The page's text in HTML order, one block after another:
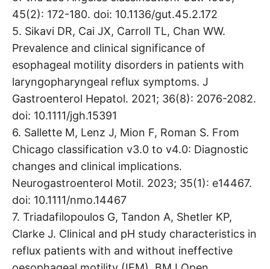
45(2): 172-180. doi: 10.1136/gut.45.2.172
5. Sikavi DR, Cai JX, Carroll TL, Chan WW.
Prevalence and clinical significance of
esophageal motility disorders in patients with
laryngopharyngeal reflux symptoms. J
Gastroenterol Hepatol. 2021; 36(8): 2076-2082.
doi: 10.1111/jgh.15391
6. Sallette M, Lenz J, Mion F, Roman S. From
Chicago classification v3.0 to v4.0: Diagnostic
changes and clinical implications.
Neurogastroenterol Motil. 2023; 35(1): e14467.
doi: 10.1111/nmo.14467
7. Triadafilopoulos G, Tandon A, Shetler KP,
Clarke J. Clinical and pH study characteristics in
reflux patients with and without ineffective